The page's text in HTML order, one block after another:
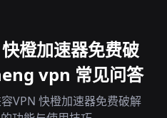
橙加速器免费破
vpn 常见问答
VPN 快橙加速器免费破解